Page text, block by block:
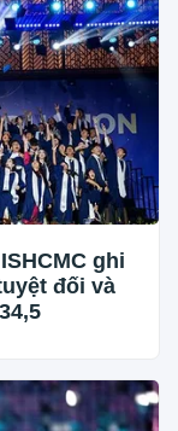
ghi
đối và